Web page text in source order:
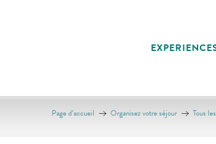
Page d’accueil Organisez votre séjour Tous